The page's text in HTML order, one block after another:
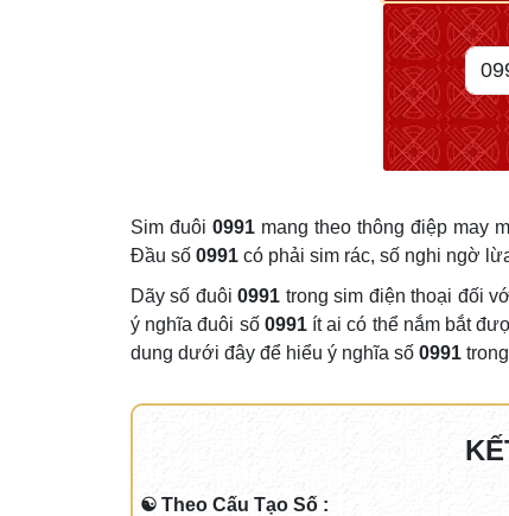
Sim đuôi0991 mang theo thông điệp may
Đầu số 0991 có phải sim rác, số nghi ngờ
Dãy số đuôi0991 trong sim điện thoại đối
ý nghĩa đuôi số 0991ít ai có thể nắm bắt
dung dưới đây để hiểu ý nghĩa số 0991
☯ Theo Cấu Tạo Số :